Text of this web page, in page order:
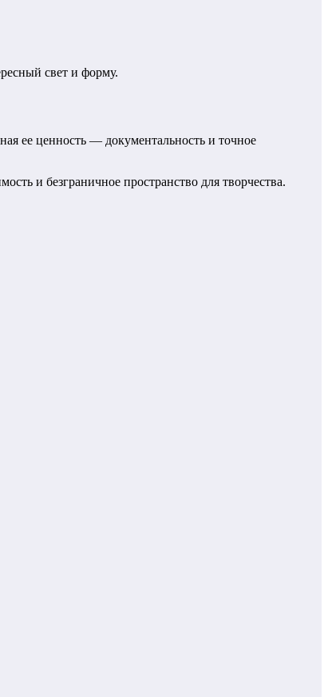
свет и форму.
ее ценность — документальность и точное
и безграничное пространство для творчества.